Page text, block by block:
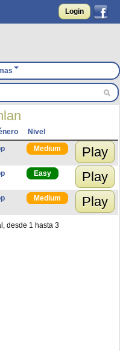
Login
Nivel
Medium Play
Easy Play
Medium Play
desde 1 hasta 3